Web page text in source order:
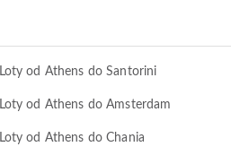
Loty od Athens do Santorini
Loty od Athens do Amsterdam
Loty od Athens do Chania